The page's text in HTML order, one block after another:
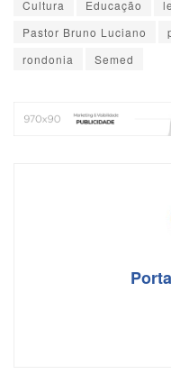
e
b
o
s
A
p
er
Cultura
Educação
Pastor Bruno Luciano
rondonia
Semed